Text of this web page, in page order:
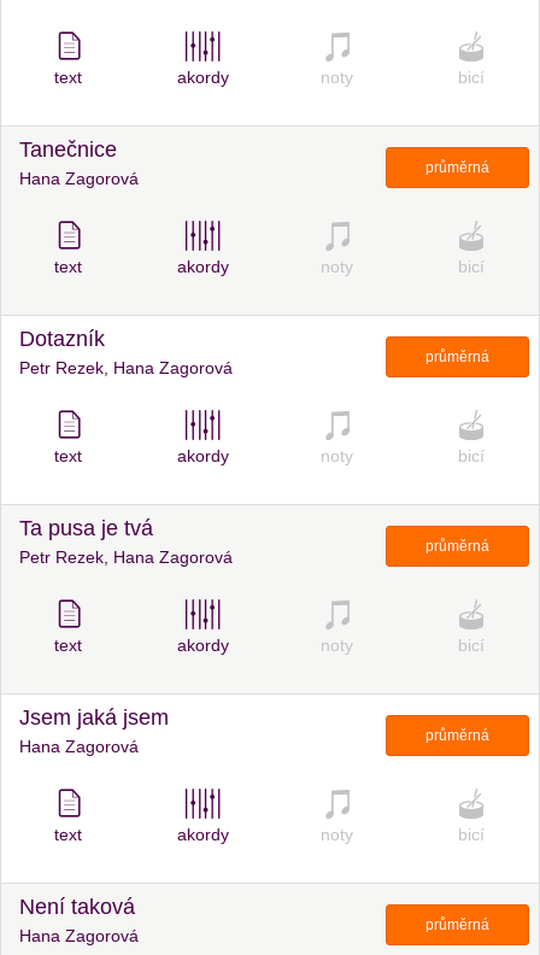
text akordy noty bicí
Tanečnice
Hana Zagorová
průměrná
text akordy noty bicí
Dotazník
Petr Rezek, Hana Zagorová
průměrná
text akordy noty bicí
Ta pusa je tvá
Petr Rezek, Hana Zagorová
průměrná
text akordy noty bicí
Jsem jaká jsem
Hana Zagorová
průměrná
text akordy noty bicí
Není taková
Hana Zagorová
průměrná